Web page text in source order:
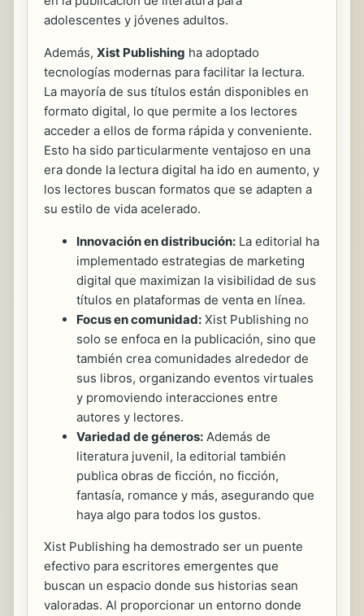
adolescentes y jóvenes adultos.
Además, Xist Publishing ha adoptado
tecnologías modernas para facilitar la lectura.
La mayoría de sus títulos están disponibles en
formato digital, lo que permite a los lectores
acceder a ellos de forma rápida y conveniente.
Esto ha sido particularmente ventajoso en una
era donde la lectura digital ha ido en aumento, y
los lectores buscan formatos que se adapten a
su estilo de vida acelerado.
Innovación en distribución: La editorial ha
implementado estrategias de marketing
digital que maximizan la visibilidad de sus
títulos en plataformas de venta en línea.
Focus en comunidad: Xist Publishing no
solo se enfoca en la publicación, sino que
también crea comunidades alrededor de
sus libros, organizando eventos virtuales
y promoviendo interacciones entre
autores y lectores.
Variedad de géneros: Además de
literatura juvenil, la editorial también
publica obras de ficción, no ficción,
fantasía, romance y más, asegurando que
haya algo para todos los gustos.
Xist Publishing ha demostrado ser un puente
efectivo para escritores emergentes que
buscan un espacio donde sus historias sean
valoradas. Al proporcionar un entorno donde